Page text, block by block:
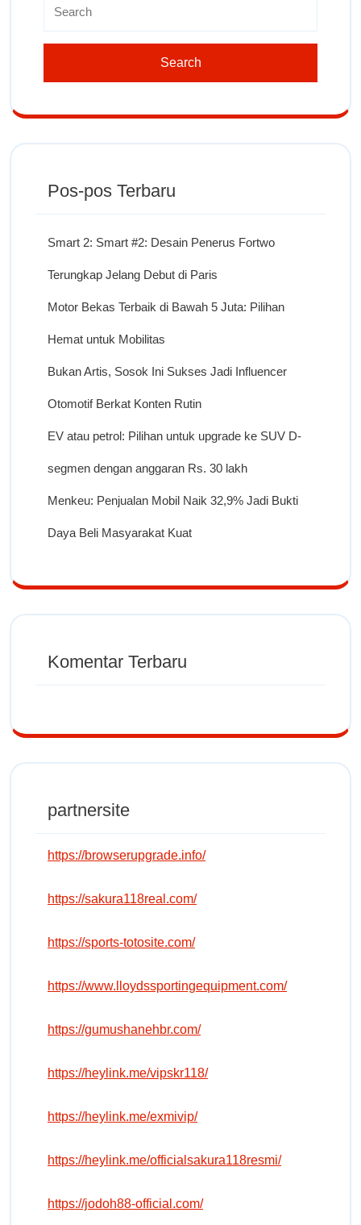
Pos-pos Terbaru
Smart 2: Smart #2: Desain Penerus Fortwo
Terungkap Jelang Debut di Paris
Motor Bekas Terbaik di Bawah 5 Juta: Pilihan
Hemat untuk Mobilitas
Bukan Artis, Sosok Ini Sukses Jadi Influencer
Otomotif Berkat Konten Rutin
EV atau petrol: Pilihan untuk upgrade ke SUV D-
segmen dengan anggaran Rs. 30 lakh
Menkeu: Penjualan Mobil Naik 32,9% Jadi Bukti
Daya Beli Masyarakat Kuat
Komentar Terbaru
partnersite
https://browserupgrade.info/
https://sakura118real.com/
https://sports-totosite.com/
https://www.lloydssportingequipment.com/
https://gumushanehbr.com/
https://heylink.me/vipskr118/
https://heylink.me/exmivip/
https://heylink.me/officialsakura118resmi/
https://jodoh88-official.com/